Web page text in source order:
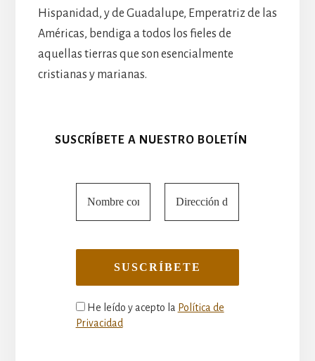
Hispanidad, y de Guadalupe, Emperatriz de las
Américas, bendiga a todos los fieles de
aquellas tierras que son esencialmente
cristianas y marianas.
SUSCRÍBETE A NUESTRO BOLETÍN
He leído y acepto la Política de
Privacidad